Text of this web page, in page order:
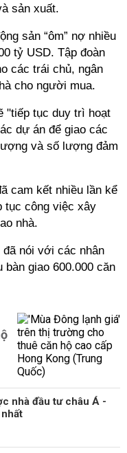
sản xuất.
sản “ôm” nợ nhiều
tỷ USD. Tập đoàn
các trái chủ, ngân
cho người mua.
"tiếp tục duy trì hoạt
dự án để giao các
và số lượng đảm
cam kết nhiều lần kể
tục công việc xây
nhà.
nói với các nhân
bàn giao 600.000 căn
nhà đầu tư châu Á -